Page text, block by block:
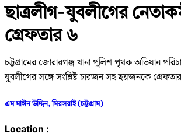
ছাত্রলীগ-যুবলীগের
গ্রেফতার ৬
চট্টগ্রামের জোরারগঞ্জ থানা পুলিশ পৃথক অভিযান
যুবলীগের সঙ্গে সংশ্লিষ্ট চারজন সহ ছয়জনকে
এম মাঈন উদ্দিন, মিরসরাই (চট্টগ্রাম)
Location :